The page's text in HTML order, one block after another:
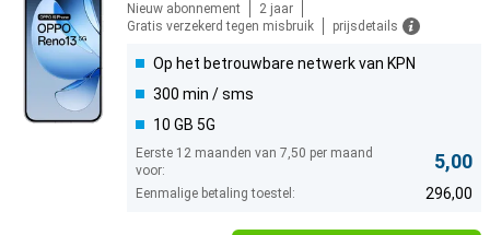
Nieuw abonnement
2 jaar
Gratis verzekerd tegen misbruik
prijsdetails
Op het betrouwbare netwerk van KPN
300 min / sms
10 GB 5G
Eerste 12 maanden van 7,50 per maand
voor:
5,00
Eenmalige betaling toestel: 296,00